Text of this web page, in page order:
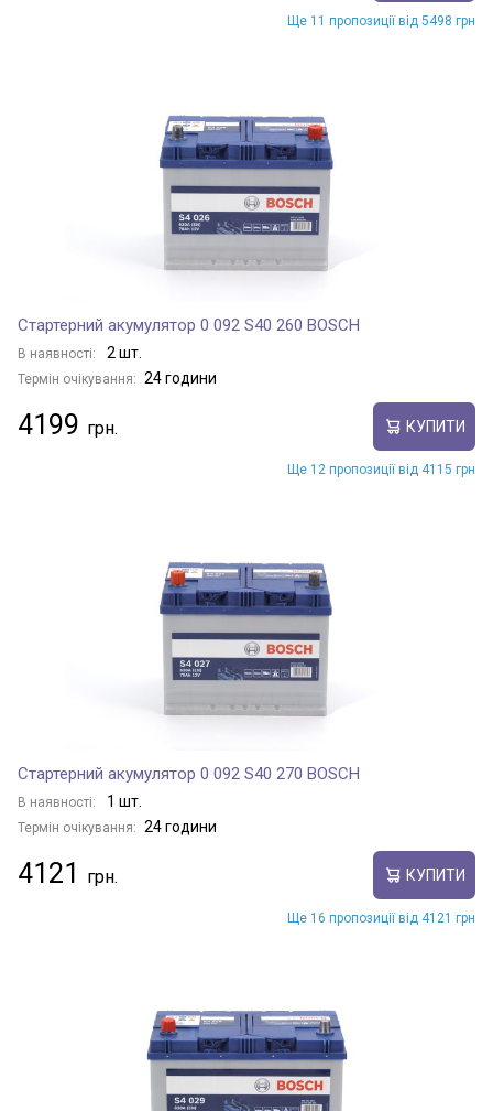
Ще 11 пропозиції від 5498 грн
Стартерний акумулятор 0 092 S40 260 BOSCH
В наявності: 2 шт.
Термін очікування: 24 години
4199 КУПИТИ
Ще 12 пропозиції від 4115 грн
Стартерний акумулятор 0 092 S40 270 BOSCH
В наявності: 1 шт.
Термін очікування: 24 години
4121 КУПИТИ
Ще 16 пропозиції від 4121 грн